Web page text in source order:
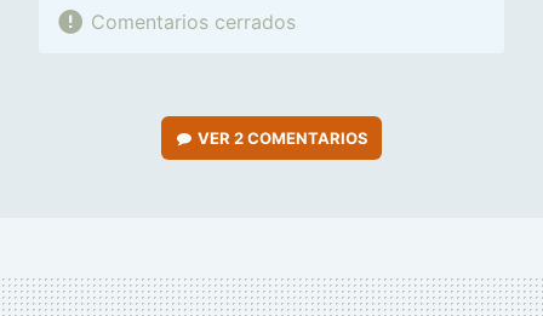
Comentarios cerrados
VER2 COMENTARIOS